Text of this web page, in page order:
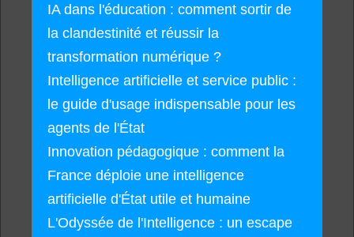
IA dans l'éducation : comment sortir de
la clandestinité et réussir la
transformation numérique ?
Intelligence artificielle et service public :
le guide d'usage indispensable pour les
agents de l'État
Innovation pédagogique : comment la
France déploie une intelligence
artificielle d'État utile et humaine
L'Odyssée de l'Intelligence : un escape